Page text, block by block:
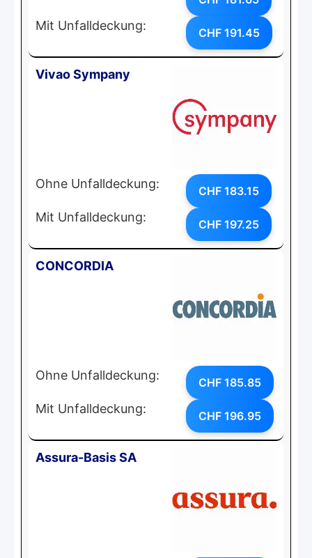
Mit Unfalldeckung: CHF 191.45
Vivao Sympany
Ohne Unfalldeckung: CHF 183.15
Mit Unfalldeckung: CHF 197.25
CONCORDIA
Ohne Unfalldeckung: CHF 185.85
Mit Unfalldeckung: CHF 196.95
Assura-Basis SA